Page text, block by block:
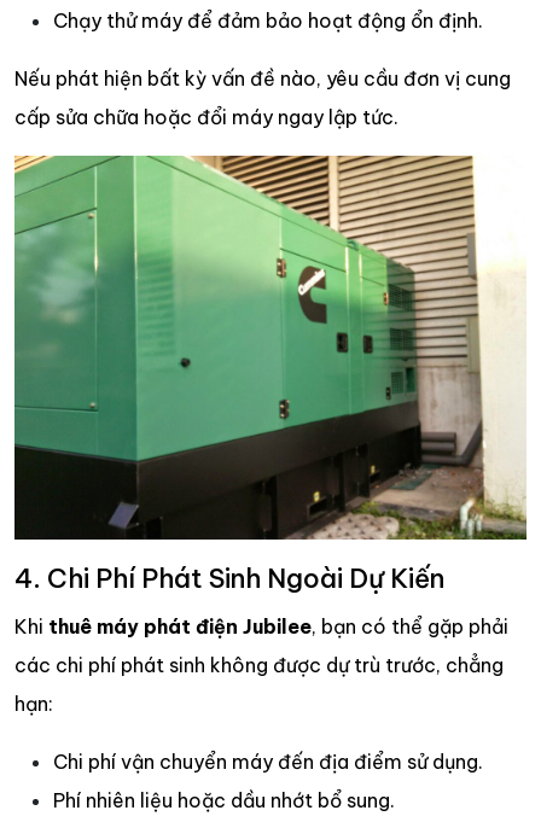
Chạy thử máy để đảm bảo hoạt động ổn định.
Nếu phát hiện bất kỳ vấn đề nào, yêu cầu đơn vị cung
cấp sửa chữa hoặc đổi máy ngay lập tức.
4. Chi Phí Phát Sinh Ngoài Dự Kiến
Khi thuê máy phát điện Jubilee, bạn có thể gặp phải
các chi phí phát sinh không được dự trù trước, chẳng
hạn:
Chi phí vận chuyển máy đến địa điểm sử dụng.
Phí nhiên liệu hoặc dầu nhớt bổ sung.